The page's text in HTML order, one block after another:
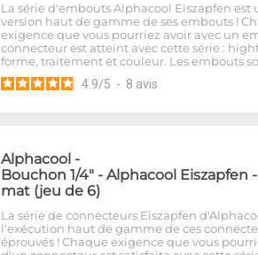
La série d'embouts Alphacool Eiszapfen est
version haut de gamme de ses embouts !
exigence que vous pourriez avoir avec un
connecteur est atteint avec cette série :
forme, traitement et couleur. Les embouts
4.9/5 - 8 avis
Alphacool -
Bouchon 1/4" - Alphacool Eiszapfen
mat (jeu de 6)
La série de connecteurs Eiszapfen
l'exécution haut de gamme de ces
éprouvés ! Chaque exigence que vous